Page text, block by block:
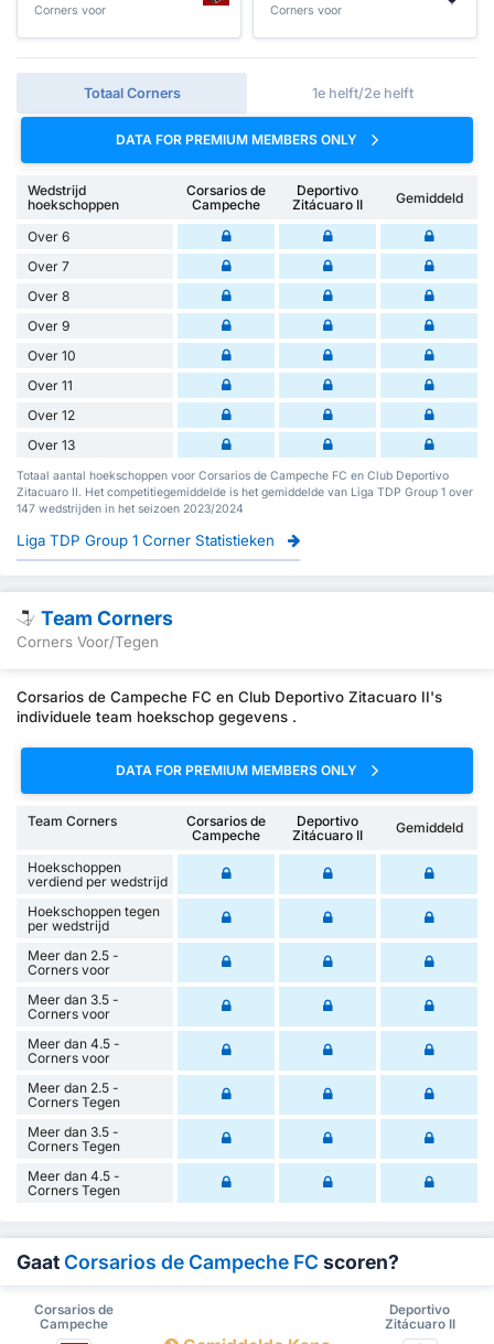
Corners voor Corners voor
Totaal Corners 1e helft/2e helft
DATA FOR PREMIUM MEMBERS ONLY
Wedstrijd
hoekschoppen
Corsarios de
Campeche
Deportivo
Zitácuaro II
Gemiddeld
Over 6
Over 7
Over 8
Over 9
Over 10
Over 11
Over 12
Over 13
Totaal aantal hoekschoppen voor Corsarios de Campeche FC en Club Deportivo
Zitacuaro II. Het competitiegemiddelde is het gemiddelde van Liga TDP Group 1 over
147 wedstrijden in het seizoen 2023/2024
Liga TDP Group 1 Corner Statistieken
Team Corners
Corners Voor/Tegen
Corsarios de Campeche FC en Club Deportivo Zitacuaro II's
individuele team hoekschop gegevens .
DATA FOR PREMIUM MEMBERS ONLY
Team Corners
Corsarios de
Campeche
Deportivo
Zitácuaro II
Gemiddeld
Hoekschoppen
verdiend per wedstrijd
Hoekschoppen tegen
per wedstrijd
Meer dan 2.5 -
Corners voor
Meer dan 3.5 -
Corners voor
Meer dan 4.5 -
Corners voor
Meer dan 2.5 -
Corners Tegen
Meer dan 3.5 -
Corners Tegen
Meer dan 4.5 -
Corners Tegen
Gaat Corsarios de Campeche FC scoren?
Corsarios de
Campeche
Deportivo
Zitácuaro II